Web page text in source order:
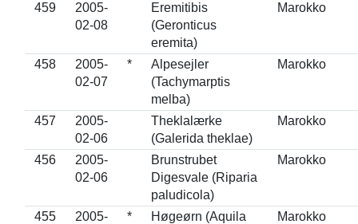
459
2005-
02-08
Eremitibis
(Geronticus
eremita)
Marokko
458
2005-
02-07
*
Alpesejler
(Tachymarptis
melba)
Marokko
457
2005-
02-06
Theklalærke
(Galerida theklae)
Marokko
456
2005-
02-06
Brunstrubet
Digesvale (Riparia
paludicola)
Marokko
455
2005-
*
Høgeørn (Aquila
Marokko